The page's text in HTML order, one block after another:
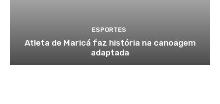
ESPORTES
Atleta de Maricá faz história na canoagem
adaptada